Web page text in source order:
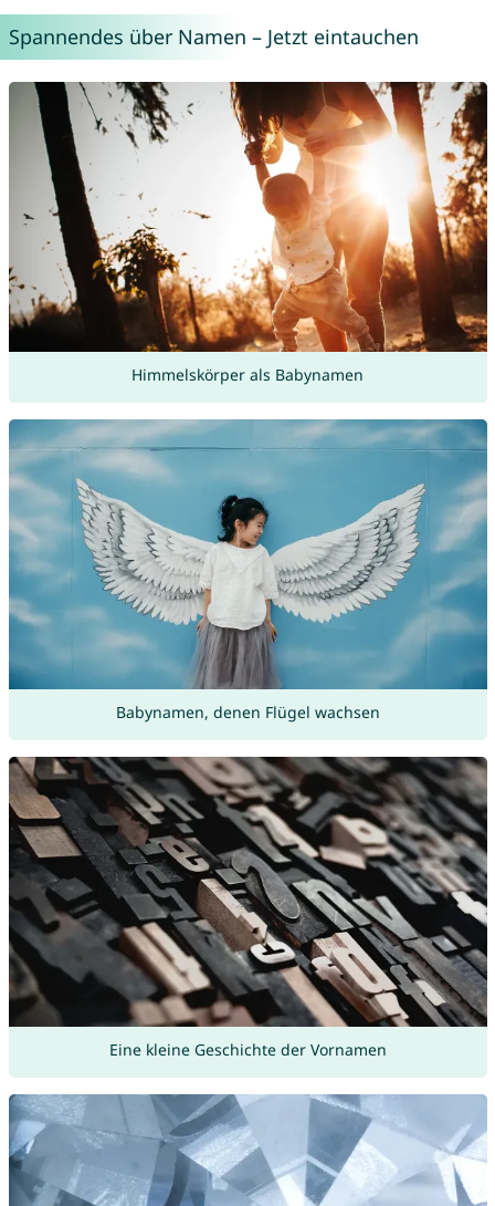
Spannendes über Namen – Jetzt eintauchen
Himmelskörper als Babynamen
Babynamen, denen Flügel wachsen
Eine kleine Geschichte der Vornamen